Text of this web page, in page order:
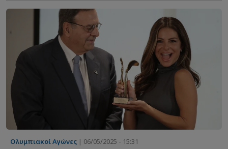
Ολυμπιακοί Αγώνες | 06/05/2025 - 15:31